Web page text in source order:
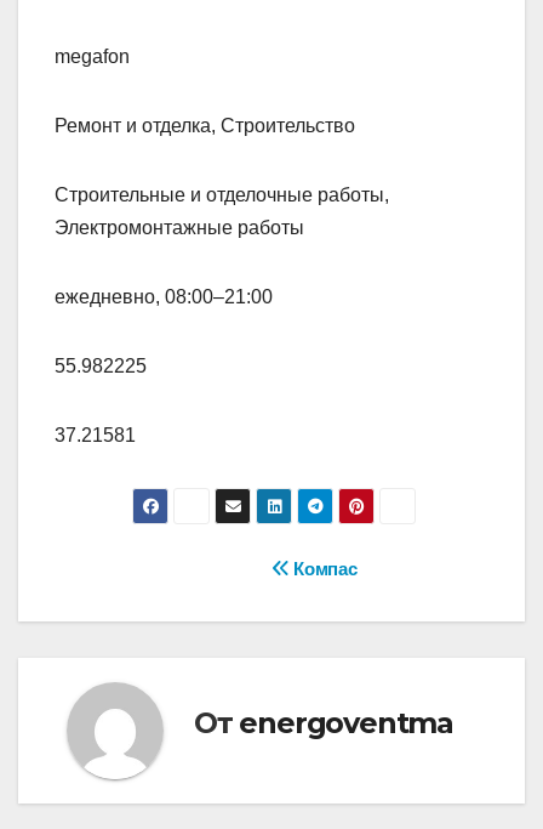
megafon
Ремонт и отделка, Строительство
Строительные и отделочные работы,
Электромонтажные работы
ежедневно, 08:00–21:00
55.982225
37.21581
по
записям
Компас
От energoventma